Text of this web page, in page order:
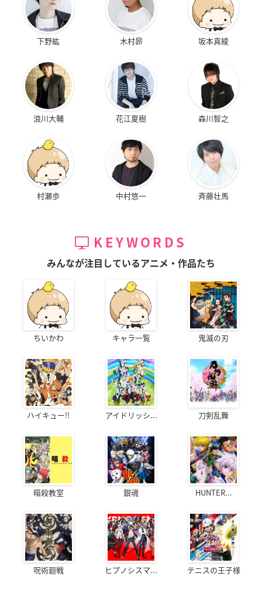
下野紘 木村昴 坂本真綾
浪川大輔 花江夏樹 森川智之
村瀬歩 中村悠一 斉藤壮馬
KEYWORDS
みんなが注目しているアニメ・作品たち
ちいかわ キャラ一覧 鬼滅の刃
ハイキュー!! アイドリッシ... 刀剣乱舞
暗殺教室 銀魂 HUNTER...
呪術廻戦 ヒプノシスマ... テニスの王子様